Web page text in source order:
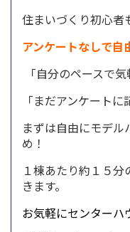
住まいづくり初心者
アンケートなしで自
「自分のペースで気
「まだアンケートに
まずは自由にモデ
め！
１棟あたり約１５
きます。
お気軽にセンターハ